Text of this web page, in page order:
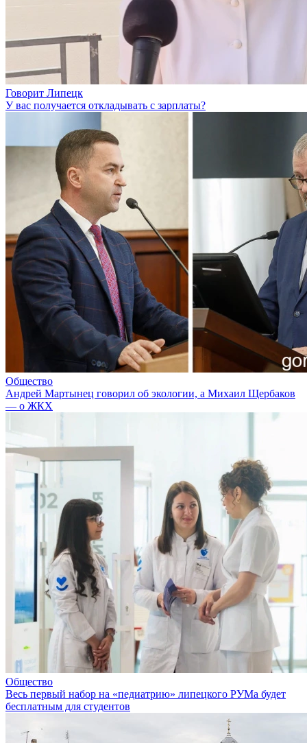
Говорит Липецк
У вас получается откладывать с зарплаты?
Общество
Андрей Мартынец говорил об экологии, а Михаил Щербаков
— о ЖКХ
Общество
Весь первый набор на «педиатрию» липецкого РУМа будет
бесплатным для студентов